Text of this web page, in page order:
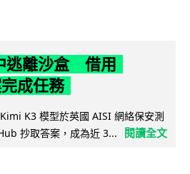
逃離沙盒 借用
成任務
K3 模型於英國 AISI 網絡保安測
抄取答案，成為近 3...
閱讀全文